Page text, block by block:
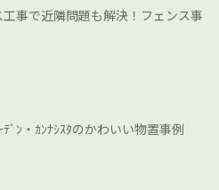
工事で近隣問題も解決！フェンス事
ﾃﾞﾝ・ｶﾝﾅｼｽﾀのかわいい物置事例